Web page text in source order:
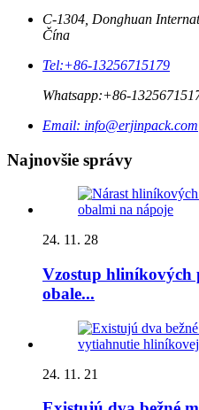
C-1304, Donghuan
Čína
Tel:+86-13256715179
Whatsapp:+86-
Email: info@erjinpack.com
Najnovšie správy
24. 11. 28
Vzostup hliníkových
obale...
24. 11. 21